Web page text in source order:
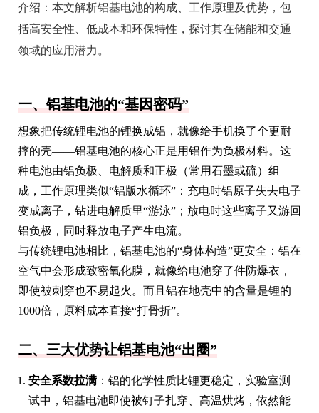
介绍： 本文解析铝基电池的构成、工作原理及优势，包
括高安全性、低成本和环保特性，探讨其在储能和交通
领域的应用潜力。
一、铝基电池的“基因密码”
想象把传统锂电池的锂换成铝，就像给手机换了个更耐
摔的壳——铝基电池的核心正是用铝作为负极材料。这
种电池由铝负极、电解质和正极（常用石墨或硫）组
成，工作原理类似“铝版水循环”：充电时铝原子失去电子
变成离子，钻进电解质里“游泳”；放电时这些离子又游回
铝负极，同时释放电子产生电流。
与传统锂电池相比，铝基电池的“身体构造”更安全：铝在
空气中会形成致密氧化膜，就像给电池穿了件防爆衣，
即使被刺穿也不易起火。而且铝在地壳中的含量是锂的
1000倍，原料成本直接“打骨折”。
二、三大优势让铝基电池“出圈”
安全系数拉满 ：铝的化学性质比锂更稳定，实验室测
试中，铝基电池即使被钉子扎穿、高温烘烤，依然能